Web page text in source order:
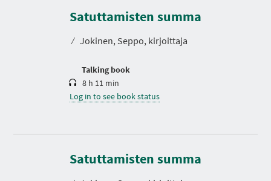
Satuttamisten summa
⁄ Jokinen, Seppo, kirjoittaja
Talking book
r
a
i
8 h 11 min
Log in to see book status
Satuttamisten summa